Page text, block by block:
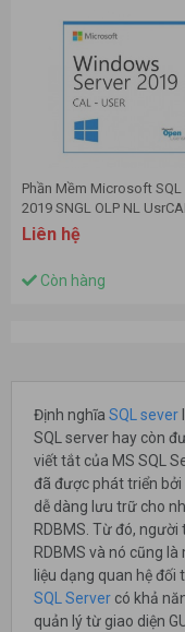
Phần Mềm Microsoft SQL
2019 SNGL OLP NL
06866)
Liên hệ
Còn hàng
Định nghĩa SQL sever
SQL server hay còn
viết tắt của MS SQL
đã được phát triển
dễ dàng lưu trữ cho
RDBMS. Từ đó,
RDBMS và nó cũng
liệu dạng quan hệ đối
SQL Server có khả
quản lý từ giao diện